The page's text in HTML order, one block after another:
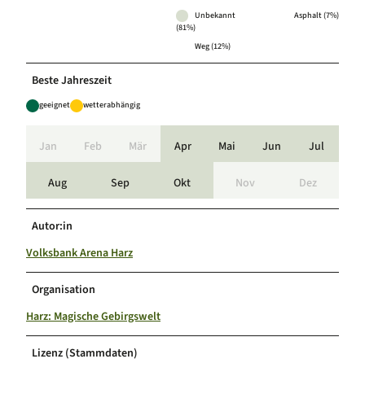
Unbekannt
(81%)
Asphalt (7%)
Weg (12%)
Beste Jahreszeit
geeignet wetterabhängig
Jan Feb Mär Apr Mai Jun Jul
Aug Sep Okt Nov Dez
Autor:in
Volksbank Arena Harz
Organisation
Harz: Magische Gebirgswelt
Lizenz (Stammdaten)